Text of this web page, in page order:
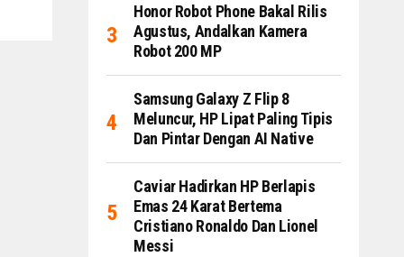
Honor Robot Phone Bakal Rilis
Agustus, Andalkan Kamera
Robot 200 MP
Samsung Galaxy Z Flip 8
Meluncur, HP Lipat Paling Tipis
Dan Pintar Dengan AI Native
Caviar Hadirkan HP Berlapis
Emas 24 Karat Bertema
Cristiano Ronaldo Dan Lionel
Messi